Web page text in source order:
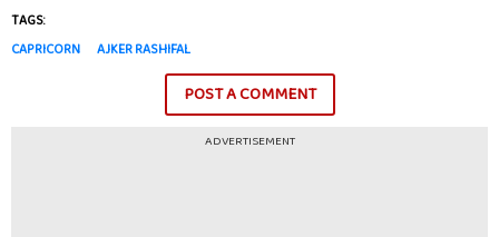
TAGS:
CAPRICORN
AJKER RASHIFAL
POST A COMMENT
ADVERTISEMENT